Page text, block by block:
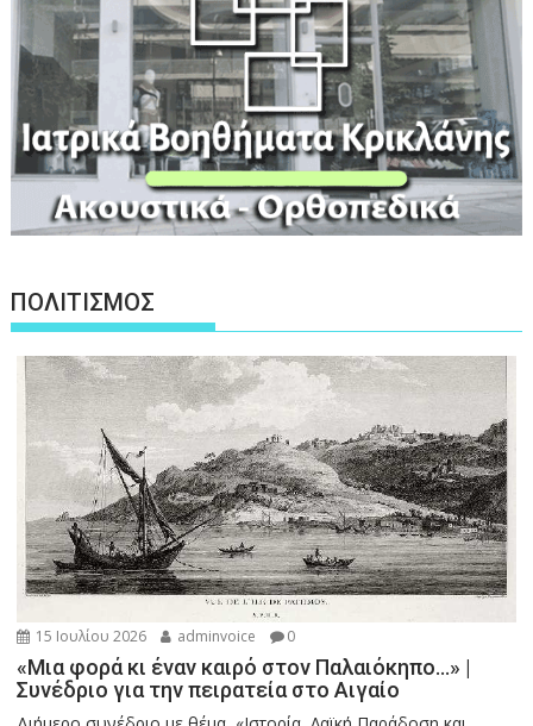
ΠΟΛΙΤΙΣΜΟΣ
15 Ιουλίου 2026 adminvoice 0
«Μια φορά κι έναν καιρό στον Παλαιόκηπο…» |
Συνέδριο για την πειρατεία στο Αιγαίο